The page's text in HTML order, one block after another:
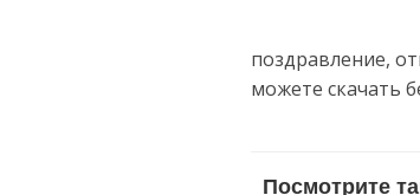
поздравление,
можете скачать
Посмотрите